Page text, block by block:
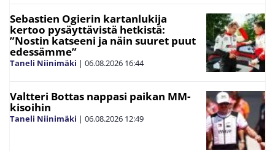
Sebastien Ogierin kartanlukija
kertoo pysäyttävistä hetkistä:
”Nostin katseeni ja näin suuret puut
edessämme”
Taneli Niinimäki | 06.08.2026 16:44
Valtteri Bottas nappasi paikan MM-
kisoihin
Taneli Niinimäki | 06.08.2026 12:49